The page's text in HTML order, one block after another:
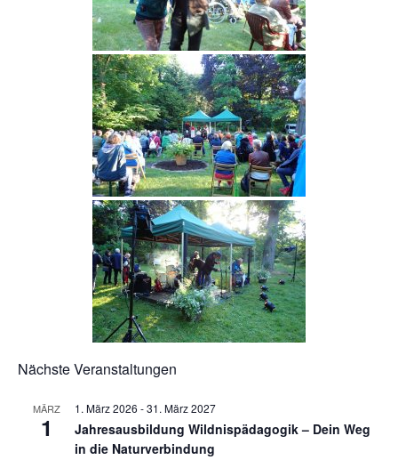
Nächste Veranstaltungen
MÄRZ
1
1. März 2026 -31. März 2027
Jahresausbildung Wildnispädagogik – Dein Weg
in die Naturverbindung